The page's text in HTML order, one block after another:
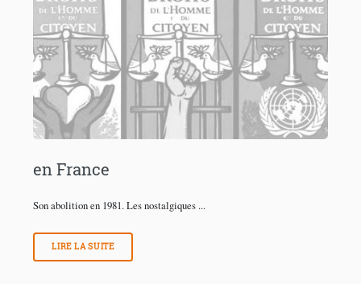
en France
Son abolition en 1981. Les nostalgiques ...
LIRE LA SUITE